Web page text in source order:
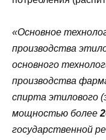
«Основное
производства
основного
производства
спирта этилового
мощностью более
государственной